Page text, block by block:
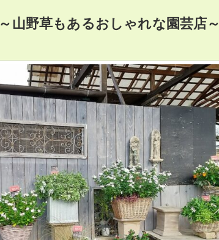
～山野草もあるおしゃれな園芸店～